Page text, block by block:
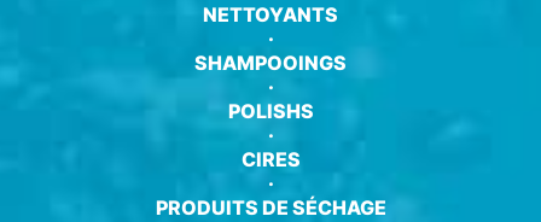
NETTOYANTS
·
SHAMPOOINGS
·
POLISHS
·
CIRES
·
PRODUITS DE SÉCHAGE